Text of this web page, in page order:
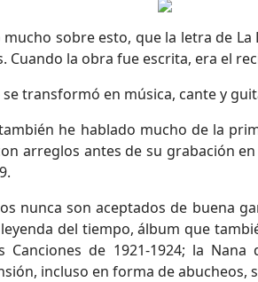
sobre esto, que la letra de
Cuando la obra fue escrita, era el
se transformó en música, cante y
he hablado mucho de la
arreglos antes de su grabación
nunca son aceptados de buena
del tiempo, álbum que
Canciones de 1921-1924; la
incluso en forma de